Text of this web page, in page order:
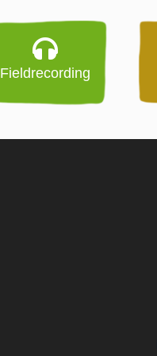
Fieldrecording